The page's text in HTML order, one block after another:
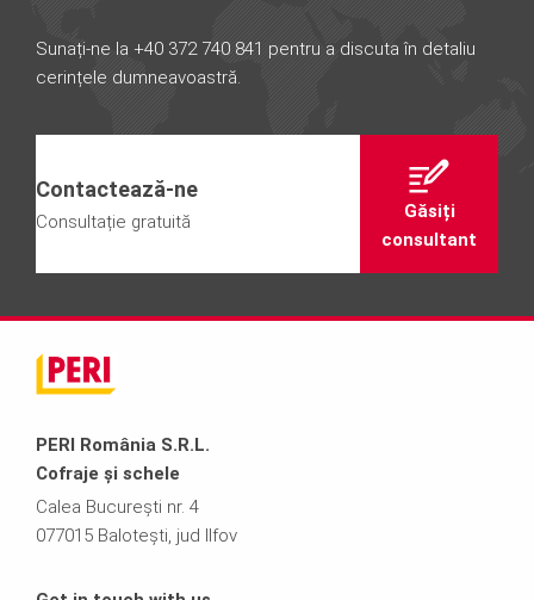
Sunați-ne la +40 372 740 841 pentru a discuta în detaliu
cerințele dumneavoastră.
Contactează-ne
Consultație gratuită
Găsiți
consultant
PERI România S.R.L.
Cofraje și schele
Calea București nr. 4
077015 Balotești, jud Ilfov